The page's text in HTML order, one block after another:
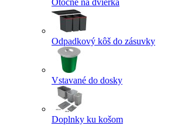
Otočné na dvierka
Odpadkový kôš do zásuvky
Vstavané do dosky
Doplnky ku košom